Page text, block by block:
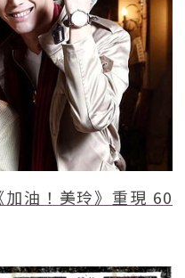
油！美玲》重現 60